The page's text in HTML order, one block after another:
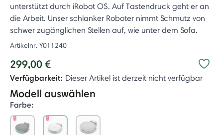
unterstützt durch iRobot OS. Auf Tastendruck geht er an
die Arbeit. Unser schlanker Roboter nimmt Schmutz von
schwer zugänglichen Stellen auf, wie unter dem Sofa. ​
Artikelnr. Y011240
299,00 €
Verfügbarkeit: Dieser Artikel ist derzeit nicht verfügbar
Modell auswählen
Farbe: